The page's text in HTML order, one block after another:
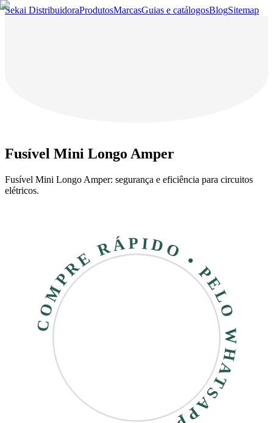
Sekai DistribuidoraProdutosMarcasGuias e catálogosBlogSitemap
Fusível Mini Longo Amper
Fusível Mini Longo Amper: segurança e eficiência para circuitos
elétricos.
COMPRE RÁPIDO • PELO WHATSAPP •